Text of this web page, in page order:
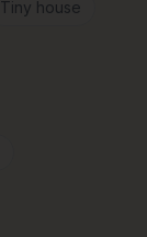
Tiny house